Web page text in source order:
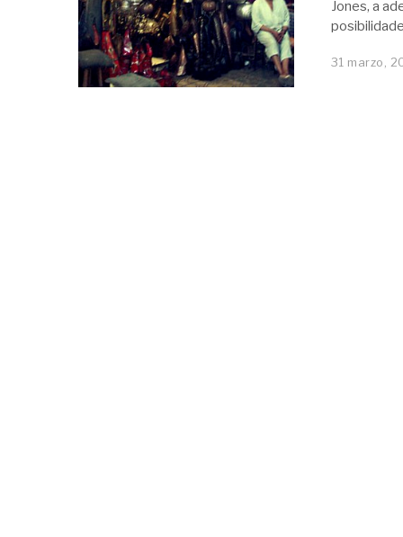
Jones, a
31 marzo,